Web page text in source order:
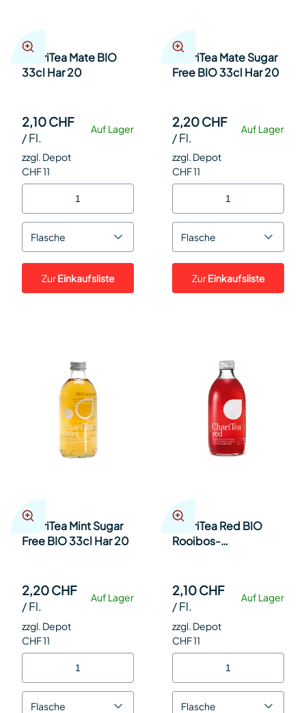
ChariTea Mate BIO
33cl Har 20
Auf Lager
2,10 CHF
/Fl.
zzgl. Depot
CHF 11
Flasche
ZurEinkaufsliste
ChariTea Mate Sugar
Free BIO 33cl Har 20
Auf Lager
2,20 CHF
/Fl.
zzgl. Depot
CHF 11
Flasche
ZurEinkaufsliste
ChariTea Mint Sugar
Free BIO 33cl Har 20
Auf Lager
2,20 CHF
/Fl.
zzgl. Depot
CHF 11
Flasche
ChariTea Red BIO
Rooibos-
Auf Lager
2,10 CHF
/Fl.
zzgl. Depot
CHF 11
Flasche